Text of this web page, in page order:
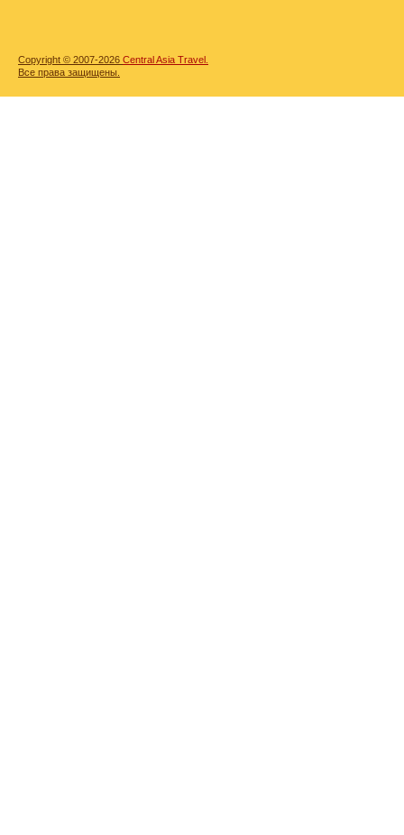
Copyright © 2007-2026 Central Asia Travel.
Все права защищены.